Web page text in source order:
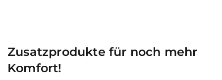
Zusatzprodukte für noch mehr
Komfort!